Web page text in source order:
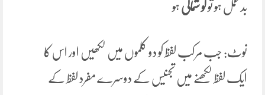
بد عمل ہو توگو شمالی ہو
نوٹ: جب مرکب لفظ کو دو کلموں میں لکھیں اور اس کا
ایک لفظ لکھنے میں تجنیس کے دوسرے مفرد لفظ کے